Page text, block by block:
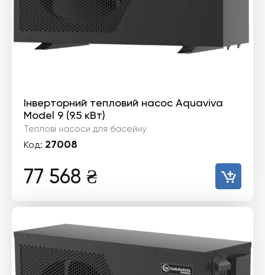
Інверторний тепловий насос Aquaviva
Model 9 (9.5 кВт)
Теплові насоси для басейну
Код: 27008
77 568 ₴